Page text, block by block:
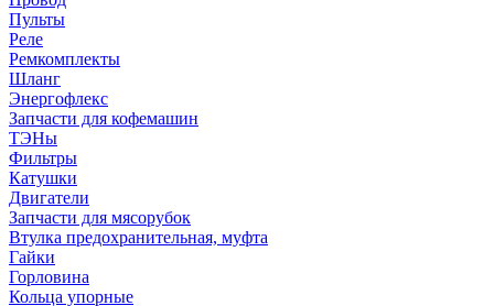
Пульты
Реле
Ремкомплекты
Шланг
Энергофлекс
Запчасти для кофемашин
ТЭНы
Фильтры
Катушки
Двигатели
Запчасти для мясорубок
Втулка предохранительная, муфта
Гайки
Горловина
Кольца упорные